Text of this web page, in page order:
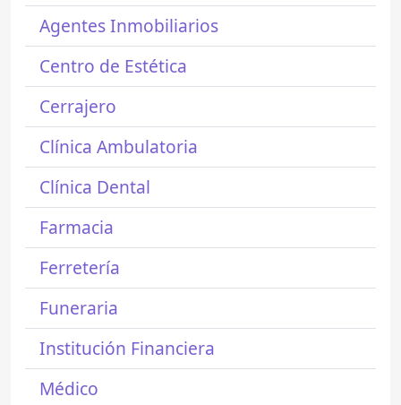
Agentes Inmobiliarios
Centro de Estética
Cerrajero
Clínica Ambulatoria
Clínica Dental
Farmacia
Ferretería
Funeraria
Institución Financiera
Médico